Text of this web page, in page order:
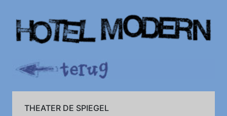
THEATER DE SPIEGEL